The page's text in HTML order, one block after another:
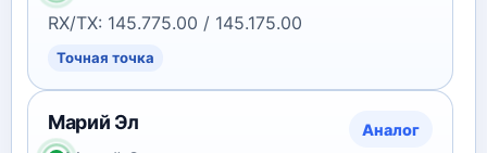
RX/TX: 145.775.00 / 145.175.00
Точная точка
Марий Эл Аналог